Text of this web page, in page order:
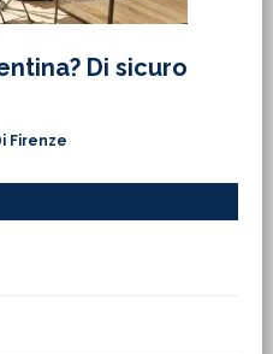
Di sicuro
Firenze